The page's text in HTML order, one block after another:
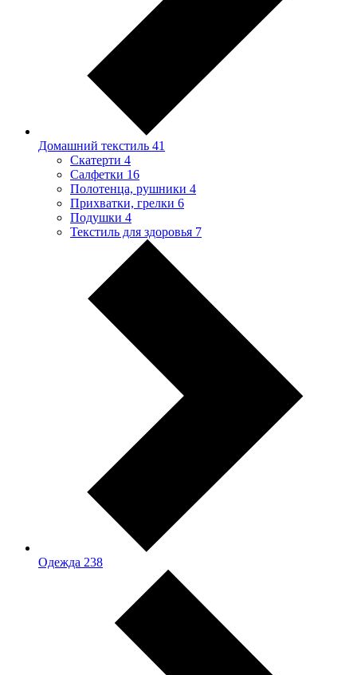
Домашний текстиль 41
Скатерти 4
Салфетки 16
Полотенца, рушники 4
Прихватки, грелки 6
Подушки 4
Текстиль для здоровья 7
Одежда 238